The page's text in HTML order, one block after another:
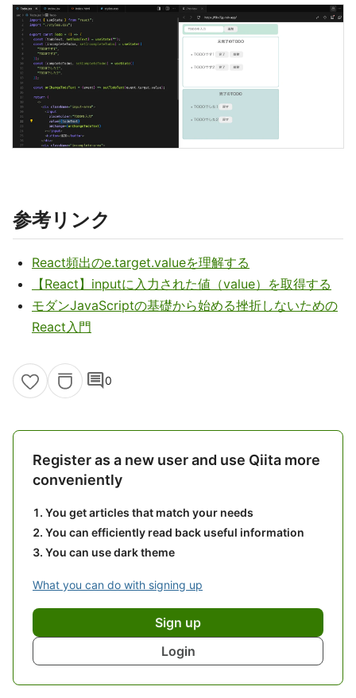
参考リンク
React頻出のe.target.valueを理解する
【React】inputに入力された値（value）を取得する
モダンJavaScriptの基礎から始める挫折しないための
React入門
comment0
Register as a new user and use Qiita more
conveniently
You get articles that match your needs
You can efficiently read back useful information
You can use dark theme
What you can do with signing up
Sign up
Login